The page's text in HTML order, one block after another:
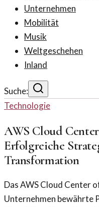
Unternehmen
Mobilität
Musik
Weltgeschehen
Inland
Suche:
Technologie
AWS Cloud
Erfolgreiche
Transformation
Das AWS Cloud Center
Unternehmen bewährte